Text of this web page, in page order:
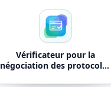
Vérificateur pour la
négociation des protocoles